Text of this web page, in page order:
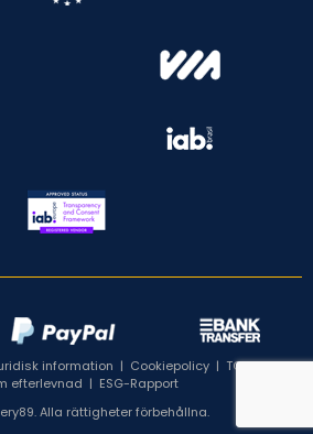
information | Cookiepolicy | TCF:s
efterlevnad | ESG-Rapport
Alla rättigheter förbehållna.